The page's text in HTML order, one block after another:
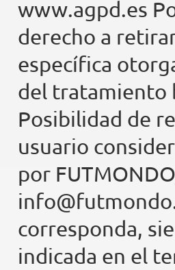
www.agpd.es
derecho a
específica
del tratamiento
Posibilidad de
usuario
por
corresponda,
indicada en el